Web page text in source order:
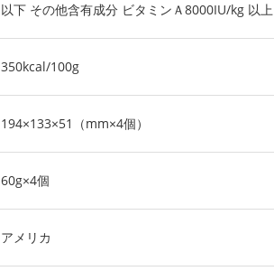
以下 その他含有成分 ビタミンＡ8000IU/kg 以上
350kcal/100g
194×133×51（mm×4個）
60g×4個
アメリカ